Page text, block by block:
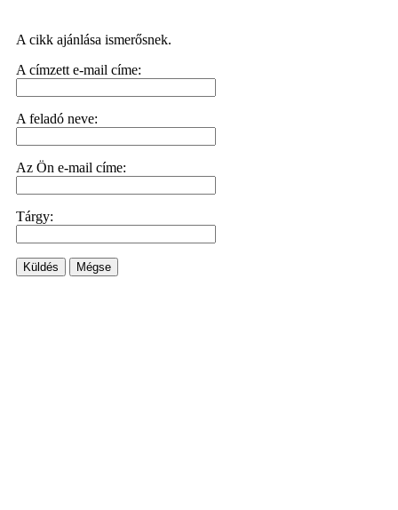
A cikk ajánlása ismerősnek.
A címzett e-mail címe:
A feladó neve:
Az Ön e-mail címe:
Tárgy:
Küldés Mégse